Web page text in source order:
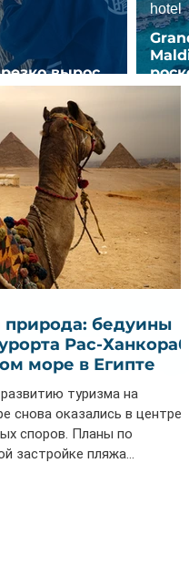
вырос
без звезд
hotel
природа: бедуины
Рас-Ханкораб
море в Египте
туризма на
снова оказались в центре
споров. Планы по
застройке пляжа...